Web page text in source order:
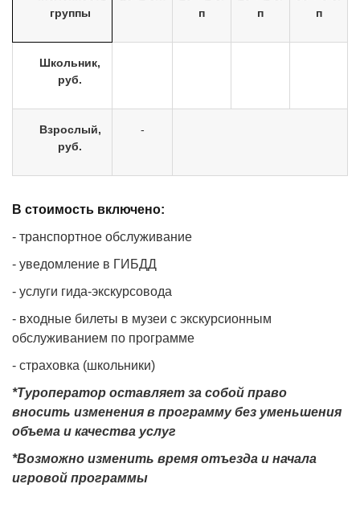
группы
п
п
п
Школьник,
руб.
Взрослый,
руб.
-
В стоимость включено:
- транспортное обслуживание
- уведомление в ГИБДД
- услуги гида-экскурсовода
- входные билеты в музеи с экскурсионным
обслуживанием по программе
- страховка (школьники)
*Туроператор оставляет за собой право
вносить изменения в программу без уменьшения
объема и качества услуг
*Возможно изменить время отъезда и начала
игровой программы